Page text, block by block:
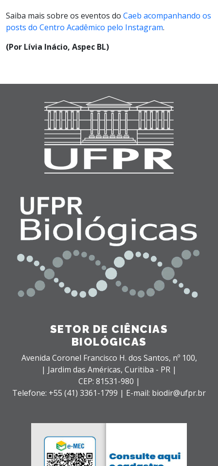
Saiba mais sobre os eventos do Caeb acompanhando os
posts do Centro Acadêmico pelo Instagram.
(Por Lívia Inácio, Aspec BL)
SETOR DE CIÊNCIAS
BIOLÓGICAS
Avenida Coronel Francisco H. dos Santos, nº 100,
| Jardim das Américas, Curitiba - PR |
CEP: 81531-980 |
Telefone: +55 (41) 3361-1799 | E-mail: biodir@ufpr.br